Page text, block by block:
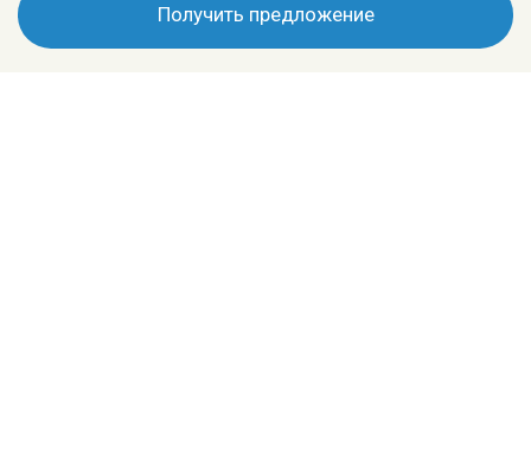
Получить предложение